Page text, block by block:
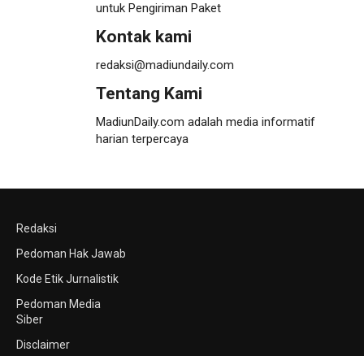
untuk Pengiriman Paket
Kontak kami
redaksi@madiundaily.com
Tentang Kami
MadiunDaily.com adalah media informatif
harian terpercaya
Redaksi
Pedoman Hak Jawab
Kode Etik Jurnalistik
Pedoman Media
Siber
Disclaimer